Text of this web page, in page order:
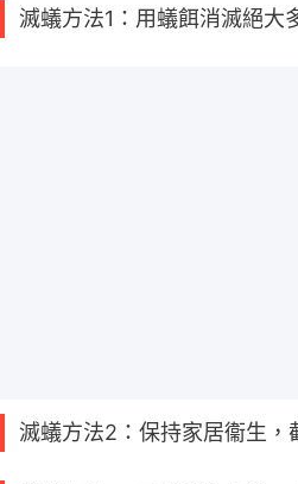
滅蟻方法1：用蟻餌消滅絕大
滅蟻方法2：保持家居衞生，